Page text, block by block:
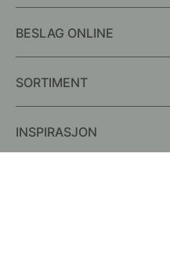
BESLAG ONLINE
SORTIMENT
INSPIRASJON